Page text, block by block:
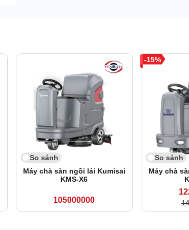
So sánh
Máy chà sàn ngồi lái Kumisai
KMS-X6
105000000
15
So sánh
Máy chà